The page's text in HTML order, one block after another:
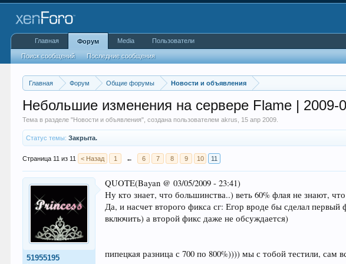
Главная Форум Общие форумы Новости и объявления
Небольшие изменения на сервере Flame | 2009-
Тема в разделе "Новости и объявления", создана пользователемakrus 15 апр 2009
Статус темы: Закрыта.
Страница 11 из 11 < Назад 1 ← 6 7 8 9 10 11
51955195
QUOTE(Bayan @ 03/05/2009 - 23:41)
Ну кто знает, что большинства..) веть 60% флая не знают,
Да, и насчет второго фикса сг: Егор вроде бы сделал
включить) а второй фикс даже не обсуждается)
пипецкая разница с 700 по 800%)))) мы с тобой тестили, сам
Главная Форум
Поиск сообщений Последние сообщения
Media Пользователи